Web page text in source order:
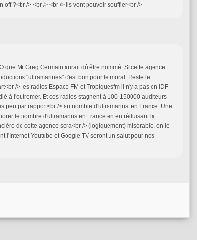
off ?<br /> <br /> <br /> Ils vont pouvoir souffler<br />
que Mr Greg Germain aurait dû être nommé. Si cette agence
"ultramarines" c'est bon pour le moral. Reste le
/> les radios Espace FM et Tropiquesfm il n'y a pas en IDF
à l'outremer. Et ces radios stagnent à 100-150000 auditeurs
peu par rapport<br /> au nombre d'ultramarins en France. Une
le nombre d'ultramarins en France en en réduisant la
de cette agence sera<br /> (logiquement) misérable, on le
l'Internet Youtube et Google TV seront un salut pour nos